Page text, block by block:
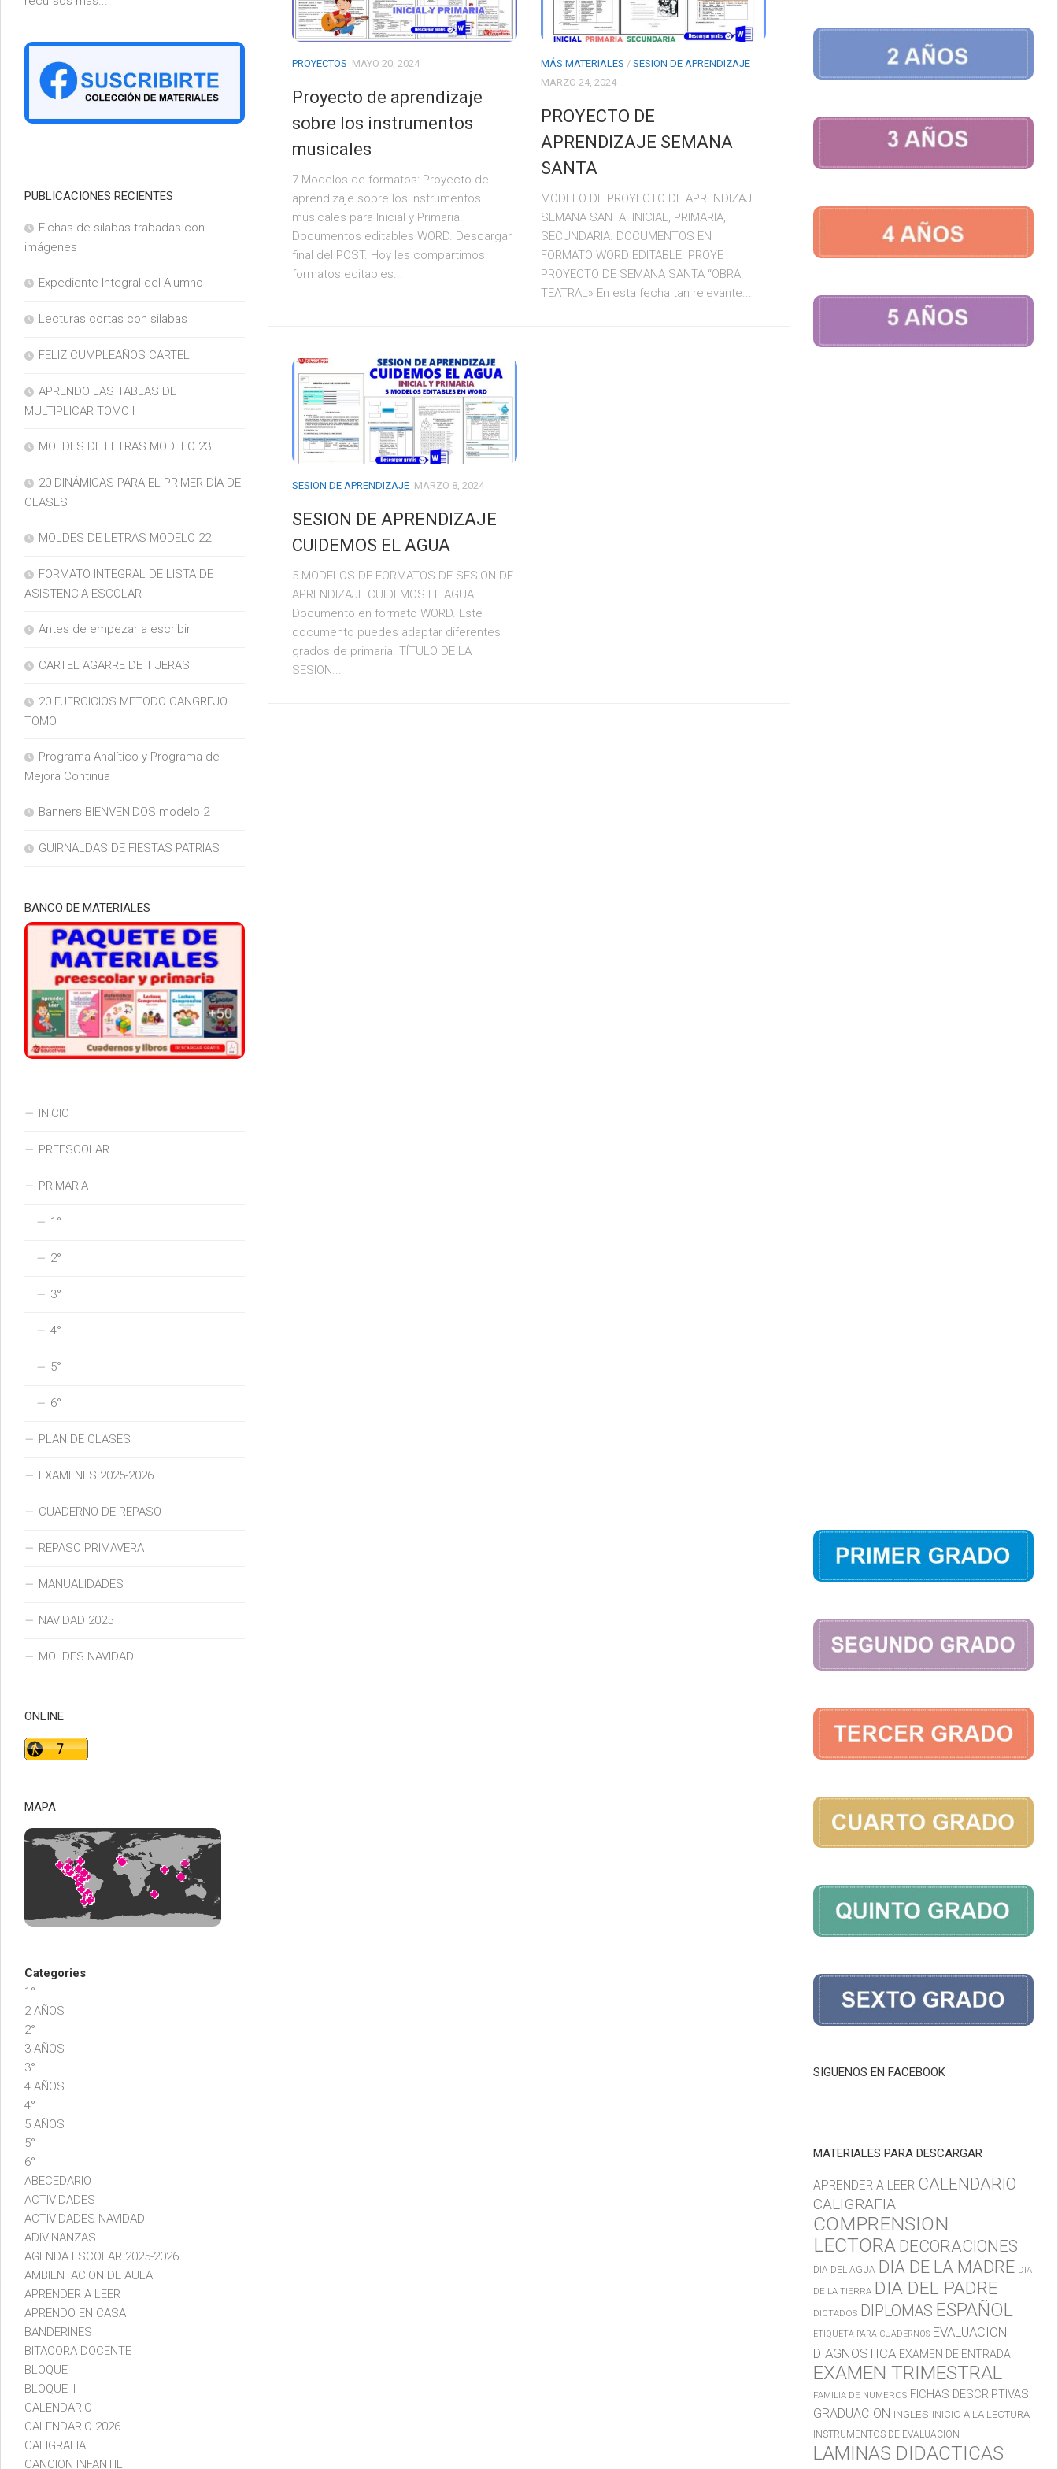
PROYECTOS MAYO 20, 2024
Proyecto de aprendizaje
sobre los instrumentos
musicales
7 Modelos de formatos: Proyecto de
aprendizaje sobre los instrumentos
musicales para Inicial y Primaria.
Documentos editables WORD. Descargar
final del POST. Hoy les compartimos
formatos editables...
MÁS MATERIALES / SESION DE APRENDIZAJE
MARZO 24, 2024
PROYECTO DE
APRENDIZAJE SEMANA
SANTA
MODELO DE PROYECTO DE APRENDIZAJE
SEMANA SANTA INICIAL, PRIMARIA,
SECUNDARIA. DOCUMENTOS EN
FORMATO WORD EDITABLE. PROYE
PROYECTO DE SEMANA SANTA “OBRA
TEATRAL» En esta fecha tan relevante...
SESION DE APRENDIZAJE MARZO 8, 2024
SESION DE APRENDIZAJE
CUIDEMOS EL AGUA
5 MODELOS DE FORMATOS DE SESION DE
APRENDIZAJE CUIDEMOS EL AGUA.
Documento en formato WORD. Este
documento puedes adaptar diferentes
grados de primaria. TÍTULO DE LA
SESION...
PUBLICACIONES RECIENTES
Fichas de sílabas trabadas con
imágenes
Expediente Integral del Alumno
Lecturas cortas con silabas
FELIZ CUMPLEAÑOS CARTEL
APRENDO LAS TABLAS DE
MULTIPLICAR TOMO I
MOLDES DE LETRAS MODELO 23
20 DINÁMICAS PARA EL PRIMER DÍA DE
CLASES
MOLDES DE LETRAS MODELO 22
FORMATO INTEGRAL DE LISTA DE
ASISTENCIA ESCOLAR
Antes de empezar a escribir
CARTEL AGARRE DE TIJERAS
20 EJERCICIOS METODO CANGREJO –
TOMO I
Programa Analítico y Programa de
Mejora Continua
Banners BIENVENIDOS modelo 2
GUIRNALDAS DE FIESTAS PATRIAS
BANCO DE MATERIALES
INICIO
PREESCOLAR
PRIMARIA
1°
2°
3°
4°
5°
6°
PLAN DE CLASES
EXAMENES 2025-2026
CUADERNO DE REPASO
REPASO PRIMAVERA
MANUALIDADES
NAVIDAD 2025
MOLDES NAVIDAD
ONLINE
MAPA
Categories
1°
2 AÑOS
2°
3 AÑOS
3°
4 AÑOS
4°
5 AÑOS
5°
6°
ABECEDARIO
ACTIVIDADES
ACTIVIDADES NAVIDAD
ADIVINANZAS
AGENDA ESCOLAR 2025-2026
AMBIENTACION DE AULA
APRENDER A LEER
APRENDO EN CASA
BANDERINES
BITACORA DOCENTE
BLOQUE I
BLOQUE II
CALENDARIO
CALENDARIO 2026
CALIGRAFIA
CANCION INFANTIL
SIGUENOS EN FACEBOOK
MATERIALES PARA DESCARGAR
APRENDER A LEER CALENDARIO
CALIGRAFIA
COMPRENSION
LECTORA DECORACIONES
DIA DEL AGUA DIA DE LA MADRE DIA
DE LA TIERRA DIA DEL PADRE
DICTADOS DIPLOMAS ESPAÑOL
ETIQUETA PARA CUADERNOS EVALUACION
DIAGNOSTICA EXAMEN DE ENTRADA
EXAMEN TRIMESTRAL
FAMILIA DE NUMEROS FICHAS DESCRIPTIVAS
GRADUACION INGLES INICIO A LA LECTURA
INSTRUMENTOS DE EVALUACION
LAMINAS DIDACTICAS